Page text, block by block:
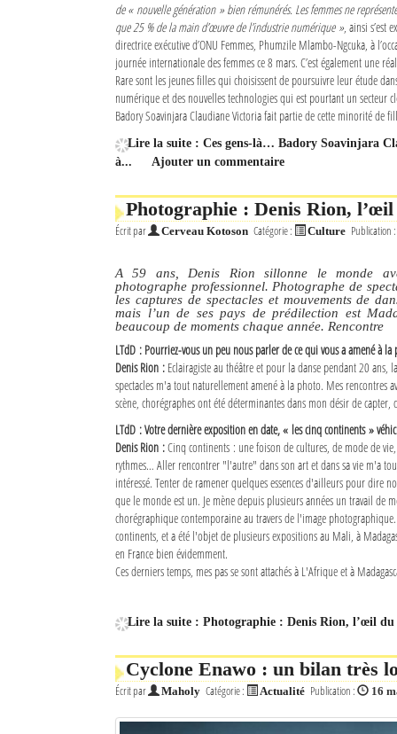
de « nouvelle génération » bien rémunérés. Les femmes ne
que 25 % de la main d’œuvre de l’industrie numérique », ainsi s’est
directrice exécutive d’ONU Femmes, Phumzile Mlambo-Ngcuka, à
journée internationale des femmes ce 8 mars. C’est également une
Rare sont les jeunes filles qui choisissent de poursuivre leur étude
numérique et des nouvelles technologies qui est pourtant un secteur
Badory Soavinjara Claudiane Victoria fait partie de cette minorité de
Lire la suite : Ces gens-là… Badory Soavinjara
à...
Ajouter un commentaire
Photographie : Denis Rion,
Écrit par Cerveau Kotoson Catégorie : Culture Publication :
A 59 ans, Denis Rion sillonne le monde
photographe professionnel. Photographe de
les captures de spectacles et mouvements de
mais l’un de ses pays de prédilection est
beaucoup de moments chaque année. Rencontre
LTdD : Pourriez-vous un peu nous parler de ce qui vous a amené à la
Denis Rion : Eclairagiste au théâtre et pour la danse pendant 20 ans,
spectacles m'a tout naturellement amené à la photo. Mes rencontres
scène, chorégraphes ont été déterminantes dans mon désir de capter,
LTdD : Votre dernière exposition en date, « les cinq continents »
Denis Rion :Cinq continents : une foison de cultures, de mode de vie,
rythmes… Aller rencontrer "l'autre" dans son art et dans sa vie m'a
intéressé. Tenter de ramener quelques essences d'ailleurs pour dire
que le monde est un. Je mène depuis plusieurs années un travail de
chorégraphique contemporaine au travers de l'image
continents, et a été l'objet de plusieurs expositions au Mali, à
en France bien évidemment.
Ces derniers temps, mes pas se sont attachés à L'Afrique et à
Lire la suite : Photographie : Denis Rion, l’œil
Cyclone Enawo : un bilan très
Écrit par Maholy Catégorie : Actualité Publication : 16